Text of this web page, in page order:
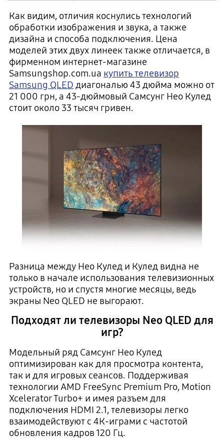
Как видим, отличия коснулись технологий
обработки изображения и звука, а также
дизайна и способа подключения. Цена
моделей этих двух линеек также отличается, в
фирменном интернет-магазине
Samsungshop.com.ua купить телевизор
Samsung QLED диагональю 43 дюйма можно от
21 000 грн, а 43-дюймовый Самсунг Нео Кулед
стоит около 33 тысяч гривен.
Разница между Нео Кулед и Кулед видна не
только в начале использования телевизионных
устройств, но и спустя многие месяцы, ведь
экраны Neo QLED не выгорают.
Подходят ли телевизоры Neo QLED для
игр?
Модельный ряд Самсунг Нео Кулед
оптимизирован как для просмотра контента,
так и для игровых сеансов. Поддерживая
технологии AMD FreeSync Premium Pro, Motion
Xcelerator Turbo+ и имея разъем для
подключения HDMI 2.1, телевизоры легко
взаимодействуют с 4К-играми с частотой
обновления кадров 120 Гц.